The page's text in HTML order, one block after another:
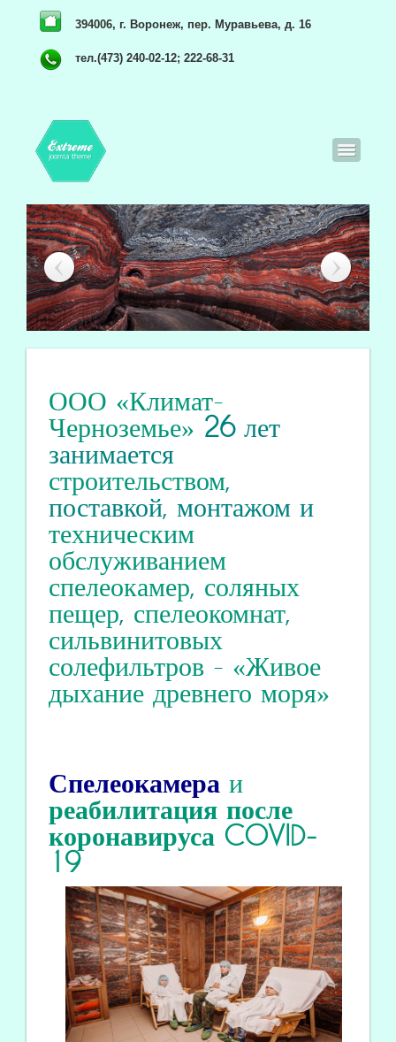
394006, г. Воронеж, пер. Муравьева, д. 16
тел.(473) 240-02-12; 222-68-31
ООО «Климат-
Черноземье» 26лет
занимается
строительством,
поставкой, монтажом и
техническим
обслуживанием
спелеокамер, соляных
пещер, спелеокомнат,
сильвинитовых
солефильтров - «Живое
дыхание древнего моря»
Спелеокамера и
реабилитацияпосле
коронавируса COVID-
19